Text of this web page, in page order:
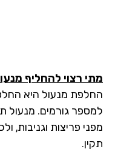
רצוי להחליף מנעול?
מנעול היא החלטה
גורמים. מנעול תקין
פריצות וגניבות, ולכן